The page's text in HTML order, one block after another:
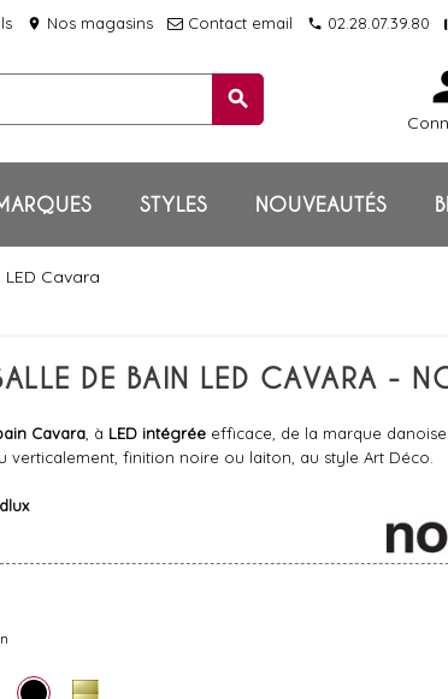
location_on Nos magasins Contact email local_phone 02.28.07.39.80
search
STYLES NOUVEAUTÉS
Cavara
DE BAIN LED CAVARA -
Cavara, à LED intégréeefficace, de la marque danoise
verticalement, finition noire ou laiton, au style Art Déco.